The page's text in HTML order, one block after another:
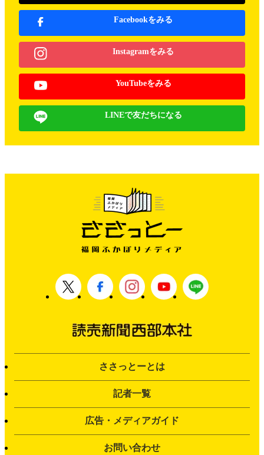
Facebookをみる
Instagramをみる
YouTubeをみる
LINEで友だちになる
ささっとーとは
記者一覧
広告・メディアガイド
お問い合わせ